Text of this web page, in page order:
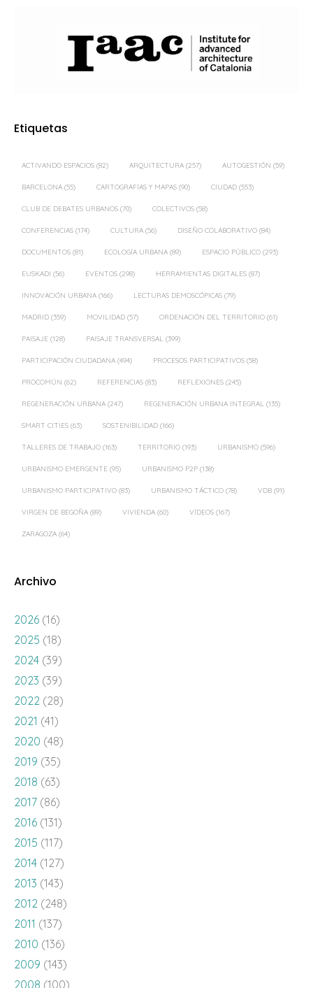
Etiquetas
ACTIVANDO ESPACIOS (82) ARQUITECTURA (257) AUTOGESTIÓN (59)
BARCELONA (55) CARTOGRAFÍAS Y MAPAS (90) CIUDAD (553)
CLUB DE DEBATES URBANOS (70) COLECTIVOS (58)
CONFERENCIAS (174) CULTURA (56) DISEÑO COLABORATIVO (84)
DOCUMENTOS (81) ECOLOGÍA URBANA (89) ESPACIO PÚBLICO (293)
EUSKADI (56) EVENTOS (298) HERRAMIENTAS DIGITALES (87)
INNOVACIÓN URBANA (166) LECTURAS DEMOSCÓPICAS (79)
MADRID (359) MOVILIDAD (57) ORDENACIÓN DEL TERRITORIO (61)
PAISAJE (128) PAISAJE TRANSVERSAL (399)
PARTICIPACIÓN CIUDADANA (494) PROCESOS PARTICIPATIVOS (58)
PROCOMÚN (62) REFERENCIAS (83) REFLEXIONES (245)
REGENERACIÓN URBANA (247) REGENERACIÓN URBANA INTEGRAL (135)
SMART CITIES (63) SOSTENIBILIDAD (166)
TALLERES DE TRABAJO (163) TERRITORIO (193) URBANISMO (596)
URBANISMO EMERGENTE (95) URBANISMO P2P (138)
URBANISMO PARTICIPATIVO (83) URBANISMO TÁCTICO (78) VDB (91)
VIRGEN DE BEGOÑA (89) VIVIENDA (60) VÍDEOS (167)
ZARAGOZA (64)
Archivo
2026 (16)
2025 (18)
2024 (39)
2023 (39)
2022 (28)
2021 (41)
2020 (48)
2019 (35)
2018 (63)
2017 (86)
2016 (131)
2015 (117)
2014 (127)
2013 (143)
2012 (248)
2011 (137)
2010 (136)
2009 (143)
2008 (100)